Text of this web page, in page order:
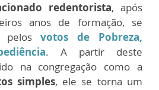
redentorista, após
anos de formação, se
pelosvotos de Pobreza,
. A partir deste
na congregação como a
simples, ele se torna um